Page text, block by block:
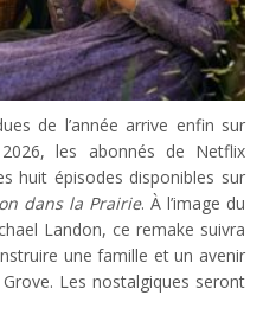
de l’année arrive enfin sur
les abonnés de Netflix
huit épisodes disponibles sur
dans la Prairie. À l’image du
Landon, ce remake suivra
une famille et un avenir
Les nostalgiques seront